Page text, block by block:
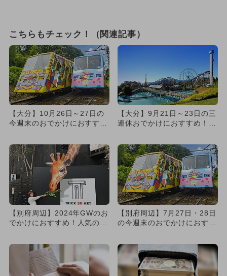
こちらもチェック！（関連記事）
【大分】10月26日～27日の
今週末のおでかけにおすす
ン...
【大分】9月21日～23日の三
連休おでかけにおすすめ！人
【別府周辺】2024年GWのお
でかけにおすすめ！人気のス
【別府周辺】7月27日・28日
の今週末のおでかけにおすす